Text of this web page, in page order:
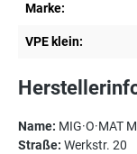
Marke:
VPE klein:
Name: MIG·O·MAT
Straße: Werkstr. 20